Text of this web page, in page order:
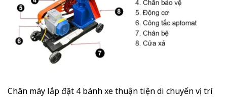
Chân máy lắp đặt 4 bánh xe thuận tiện di chuyển vị trí